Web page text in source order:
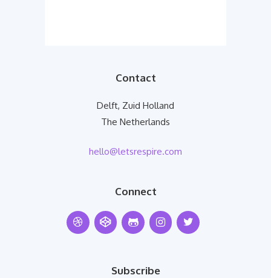
Contact
Delft, Zuid Holland
The Netherlands
hello@letsrespire.com
Connect
Subscribe